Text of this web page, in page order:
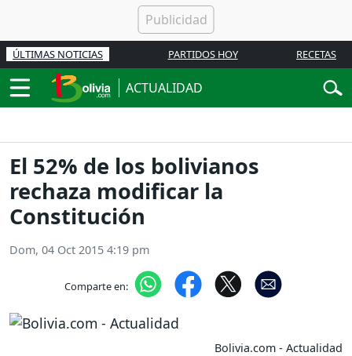
ÚLTIMAS NOTICIAS PARTIDOS HOY RECETAS
ACTUALIDAD
El 52% de los bolivianos
rechaza modificar la
Constitución
Dom, 04 Oct 2015 4:19 pm
Comparte en:
Bolivia.com - Actualidad